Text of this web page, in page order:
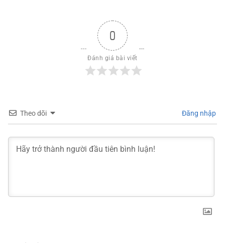
0
Đánh giá bài viết
Theo dõi Đăng nhập